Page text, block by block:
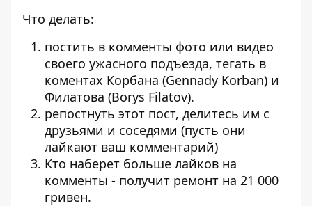
Что делать:
постить в комменты фото или видео
своего ужасного подъезда, тегать в
коментах Корбана (Gennady Korban) и
Филатова (Borys Filatov).
репостнуть этот пост, делитесь им с
друзьями и соседями (пусть они
лайкают ваш комментарий)
Кто наберет больше лайков на
комменты - получит ремонт на 21 000
гривен.